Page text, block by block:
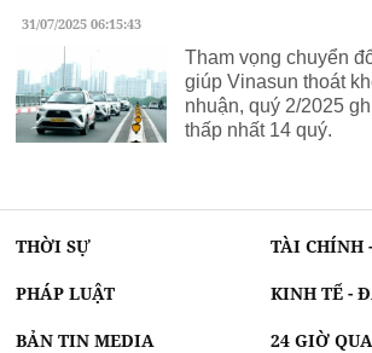
31/07/2025 06:15:43
Tham vọng chuyển
giúp Vinasun thoát
nhuận, quý 2/2025
thấp nhất 14 quý.
THỜI SỰ TÀI CHÍNH
PHÁP LUẬT KINH TẾ -
BẢN TIN MEDIA 24 GIỜ QUA